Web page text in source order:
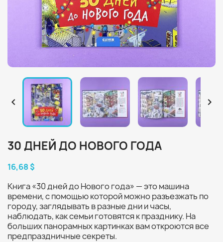
 
30 ДНЕЙ ДО НОВОГО ГОДА
16,68 $
Книга «30 дней до Нового года» — это машина
времени, с помощью которой можно разъезжать по
городу, заглядывать в разные дни и часы,
наблюдать, как семьи готовятся к празднику. На
больших панорамных картинках вам откроются все
предпраздничные секреты.